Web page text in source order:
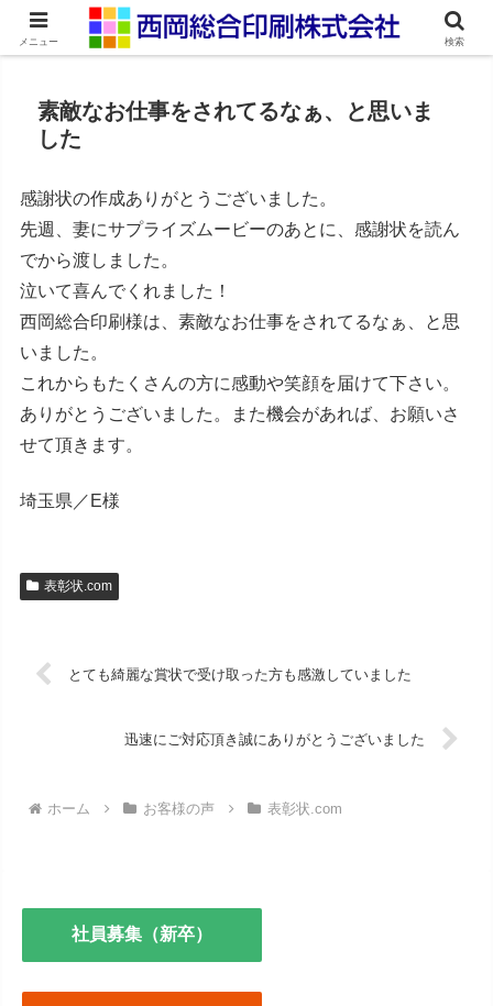
ネット印刷通販・オンデマンド印刷
素敵なお仕事をされてるなぁ、と思いま
した
感謝状の作成ありがとうございました。
先週、妻にサプライズムービーのあとに、感謝状を読ん
でから渡しました。
泣いて喜んでくれました！
西岡総合印刷様は、素敵なお仕事をされてるなぁ、と思
いました。
これからもたくさんの方に感動や笑顔を届けて下さい。
ありがとうございました。また機会があれば、お願いさ
せて頂きます。
埼玉県／E様
表彰状.com
とても綺麗な賞状で受け取った方も感激していました
迅速にご対応頂き誠にありがとうございました
ホーム お客様の声 表彰状.com
社員募集（新卒）
メニュー 検索